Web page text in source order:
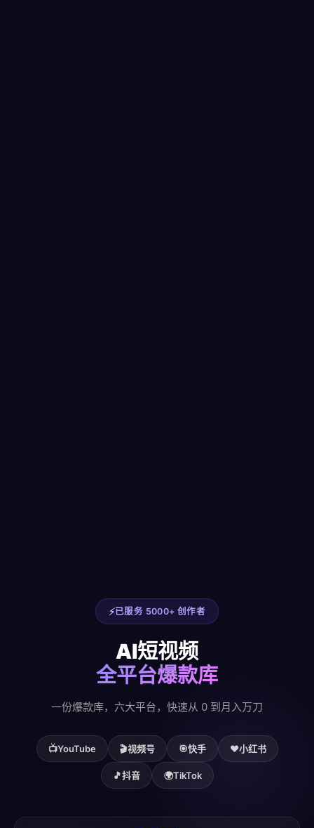
已服务 5000+ 创作者
AI短视频
全平台爆款库
一份爆款库，六大平台，快速从 0 到月入万刀
📺YouTube 🎬视频号 🎯快手 ❤️小红书
🎵抖音 🌍TikTok